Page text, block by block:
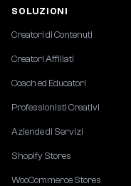
SOLUZIONI
Creatori di Contenuti
Creatori Affiliati
Coach ed Educatori
Professionisti Creativi
Aziende di Servizi
Shopify Stores
WooCommerce Stores